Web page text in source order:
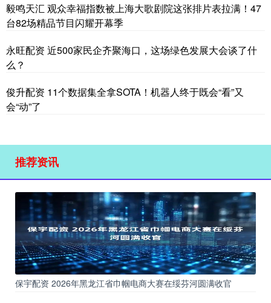
毅鸣天汇 观众幸福指数被上海大歌剧院这张排片表拉满！47
台82场精品节目闪耀开幕季
永旺配资 近500家民企齐聚海口，这场绿色发展大会谈了什
么？
俊升配资 11个数据集全拿SOTA！机器人终于既会“看”又
会“动”了
推荐资讯
保宇配资 2026年黑龙江省巾帼电商大赛在绥芬河圆满收官